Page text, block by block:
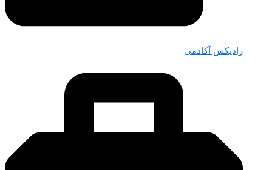
رادیکس آکادمی